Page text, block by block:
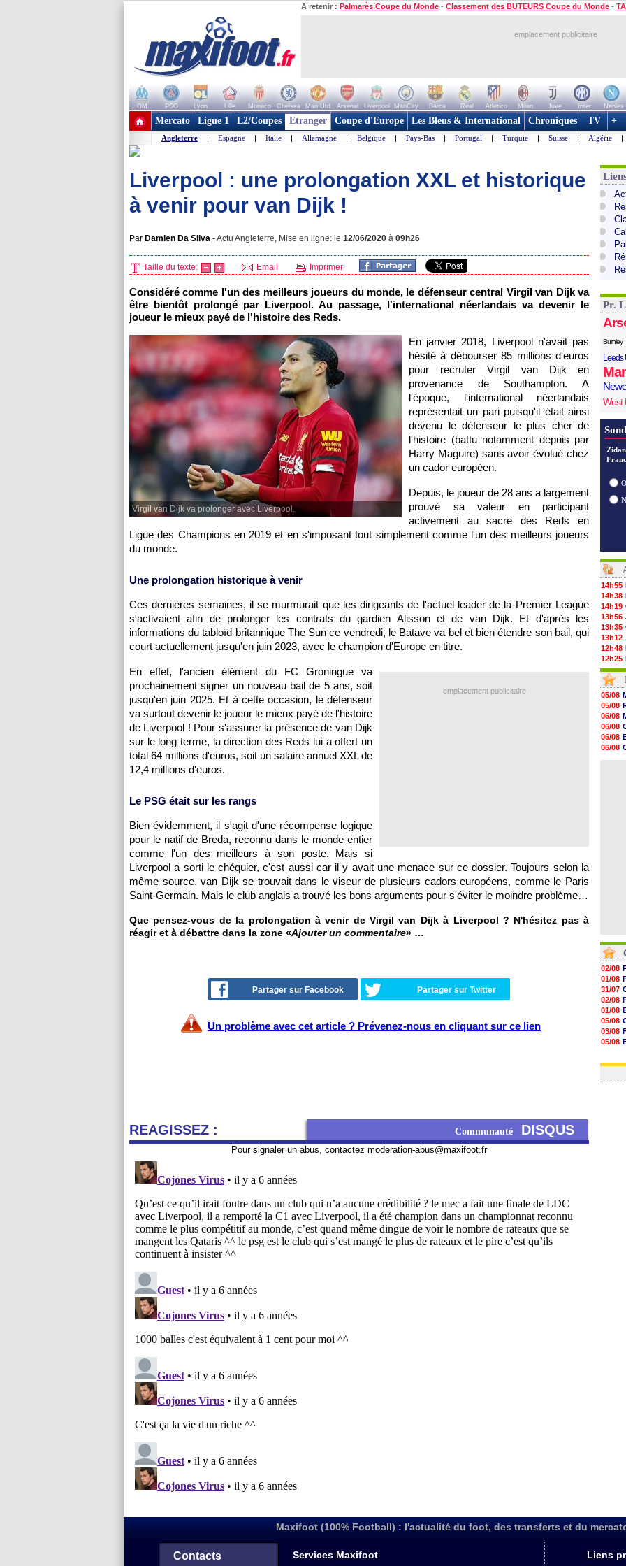
A retenir : Palmarès Coupe du Monde - Classement des BUTEURS Coupe du Monde -
emplacement publicitaire
OM PSG Lyon Lille Monaco Chelsea Man Utd Arsenal Liverpool ManCity Barca Real Atletico Milan Juve Inter Naples
+ de clubs
Mercato Ligue 1 L2/Coupes Etranger Coupe d'Europe Les Bleus & International Chroniques TV +
Angleterre | Espagne | Italie | Allemagne | Belgique | Pays-Bas | Portugal | Turquie | Suisse | Algérie |
Liverpool : une prolongation XXL et historique
à venir pour van Dijk !
Par Damien Da Silva -Actu Angleterre, Mise en ligne: le 12/06/2020 à 09h26
Taille du texte: Email Imprimer
Considéré comme l'un des meilleurs joueurs du monde, le défenseur central Virgil van Dijk va
être bientôt prolongé par Liverpool. Au passage, l'international néerlandais va devenir le
joueur le mieux payé de l'histoire des Reds.
Virgil van Dijk va prolonger avec Liverpool.
En janvier 2018, Liverpool n'avait pas
hésité à débourser 85 millions d'euros
pour recruter Virgil van Dijk en
provenance de Southampton. A
l'époque, l'international néerlandais
représentait un pari puisqu'il était ainsi
devenu le défenseur le plus cher de
l'histoire (battu notamment depuis par
Harry Maguire) sans avoir évolué chez
un cador européen.
Depuis, le joueur de 28 ans a largement
prouvé sa valeur en participant
activement au sacre des Reds en
Ligue des Champions en 2019 et en s'imposant tout simplement comme l'un des meilleurs joueurs
du monde.
Une prolongation historique à venir
Ces dernières semaines, il se murmurait que les dirigeants de l'actuel leader de la Premier League
s'activaient afin de prolonger les contrats du gardien Alisson et de van Dijk. Et d'après les
informations du tabloïd britannique The Sun ce vendredi, le Batave va bel et bien étendre son bail, qui
court actuellement jusqu'en juin 2023, avec le champion d'Europe en titre.
emplacement publicitaire
En effet, l'ancien élément du FC Groningue va
prochainement signer un nouveau bail de 5 ans, soit
jusqu'en juin 2025. Et à cette occasion, le défenseur
va surtout devenir le joueur le mieux payé de l'histoire
de Liverpool ! Pour s'assurer la présence de van Dijk
sur le long terme, la direction des Reds lui a offert un
total 64 millions d'euros, soit un salaire annuel XXL de
12,4 millions d'euros.
Le PSG était sur les rangs
Bien évidemment, il s'agit d'une récompense logique
pour le natif de Breda, reconnu dans le monde entier
comme l'un des meilleurs à son poste. Mais si
Liverpool a sorti le chéquier, c'est aussi car il y avait une menace sur ce dossier. Toujours selon la
même source, van Dijk se trouvait dans le viseur de plusieurs cadors européens, comme le Paris
Saint-Germain. Mais le club anglais a trouvé les bons arguments pour s'éviter le moindre problème…
Que pensez-vous de la prolongation à venir de Virgil van Dijk à Liverpool ? N'hésitez pas à
réagir et à débattre dans la zone «Ajouter un commentaire» …
Partager sur Facebook Partager sur Twitter
Un problème avec cet article ? Prévenez-nous en cliquant sur ce lien
REAGISSEZ : Communauté DISQUS
Pour signaler un abus, contactez moderation-abus@maxifoot.fr
Pr.
Burnley
Leeds
West
14h55
14h38
14h19
13h56
13h35
13h12
12h48
12h25
12h06
11h53
11h31
11h10
10h52
10h33
10h12
10h09
10h05
05/08
05/08
06/08
06/08
06/08
06/08
02/08
01/08
31/07
02/08
01/08
05/08
03/08
05/08
03/08
Maxifoot (100% Football) : l'actualité du foot, des transferts et du
Contacts Services Maxifoot Liens